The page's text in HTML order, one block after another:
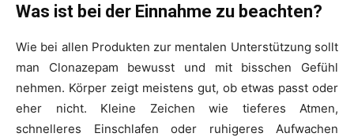
Was ist bei der Einnahme zu beachten?
Wie bei allen Produkten zur mentalen Unterstützung sollt
man Clonazepam bewusst und mit bisschen Gefühl
nehmen. Körper zeigt meistens gut, ob etwas passt oder
eher nicht. Kleine Zeichen wie tieferes Atmen,
schnelleres Einschlafen oder ruhigeres Aufwachen